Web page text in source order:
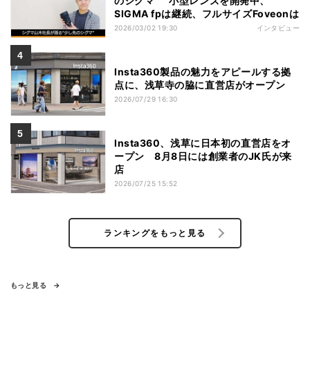
SIGMA fpは継続、フルサイズFoveonは
2026/03/02 19:30 インタビュー
Insta360製品の魅力をアピールする拠
点に、浅草寺の脇に直営店がオープン
2026/07/29 16:30
Insta360、浅草に日本初の直営店をオ
ープン 8月8日には創業者のJK氏が来
店
2026/07/25 15:52
ランキングをもっと見る
もっと見る